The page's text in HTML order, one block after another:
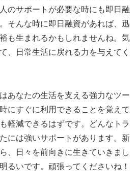
のサポートが必要な時にも即日融
そんな時に即日融資があれば、迅
も生まれるかもしれませんね。気
、日常生活に戻れる力を与えてく
あなたの生活を支える強力なツー
にすぐに利用できることを覚えて
軽減できるはずです。どんなトラ
には強いサポートがあります。新
、日々を前向きに生きていきまし
るいです。頑張ってくださいね！